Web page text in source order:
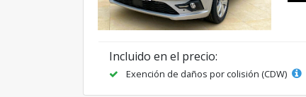
Incluido en el precio:
Exención de daños por colisión (CDW)